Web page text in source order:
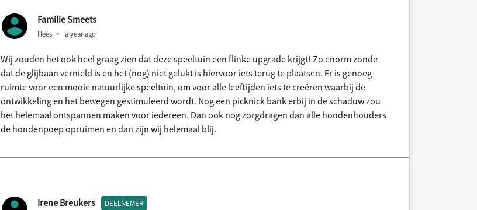
Familie Smeets
Hees a year ago
Wij zouden het ook heel graag zien dat deze speeltuin een flinke upgrade krijgt! Zo enorm zonde
dat de glijbaan vernield is en het (nog) niet gelukt is hiervoor iets terug te plaatsen. Er is genoeg
ruimte voor een mooie natuurlijke speeltuin, om voor alle leeftijden iets te creëren waarbij de
ontwikkeling en het bewegen gestimuleerd wordt. Nog een picknick bank erbij in de schaduw zou
het helemaal ontspannen maken voor iedereen. Dan ook nog zorgdragen dan alle hondenhouders
de hondenpoep opruimen en dan zijn wij helemaal blij.
Irene Breukers DEELNEMER